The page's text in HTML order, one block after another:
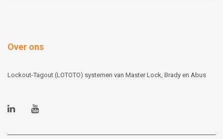
Over ons
Lockout-Tagout (LOTOTO) systemen van Master Lock, Brady en Abus